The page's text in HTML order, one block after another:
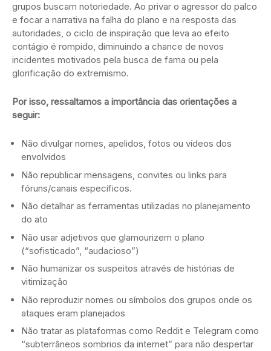
grupos buscam notoriedade. Ao privar o agressor do palco
e focar a narrativa na falha do plano e na resposta das
autoridades, o ciclo de inspiração que leva ao efeito
contágio é rompido, diminuindo a chance de novos
incidentes motivados pela busca de fama ou pela
glorificação do extremismo.
Por isso, ressaltamos a importância das orientações a
seguir:
Não divulgar nomes, apelidos, fotos ou vídeos dos
envolvidos
Não republicar mensagens, convites ou links para
fóruns/canais específicos.
Não detalhar as ferramentas utilizadas no planejamento
do ato
Não usar adjetivos que glamourizem o plano
(“sofisticado”, “audacioso”)
Não humanizar os suspeitos através de histórias de
vitimização
Não reproduzir nomes ou símbolos dos grupos onde os
ataques eram planejados
Não tratar as plataformas como Reddit e Telegram como
“subterrâneos sombrios da internet” para não despertar